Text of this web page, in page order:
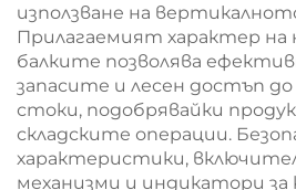
използване на
Прилагаемият характер на
балките позволява
запасите и лесен достъп
стоки, подобрявайки
складските операции.
характеристики,
механизми и индикатори